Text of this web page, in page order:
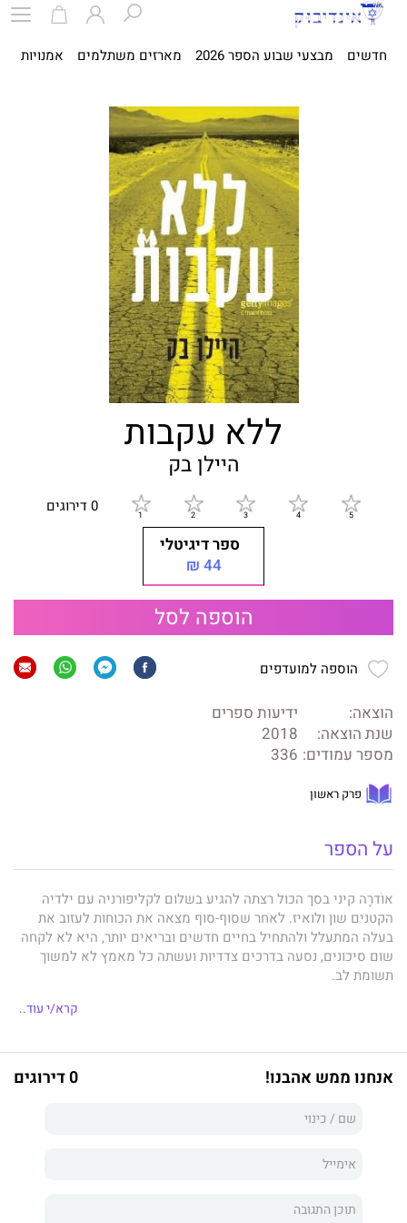
חדשים מבצעי שבוע הספר 2026 מארזים משתלמים אמנויות
ללא עקבות
היילן בק
0 דירוגים
ספר דיגיטלי
44 ₪
הוספה לסל
הוספה למועדפים
הוצאה:
ידיעות ספרים
שנת הוצאה:
2018
מספר עמודים: 336
פרק ראשון
על הספר
אוֹדרָה קיני בסך הכול רצתה להגיע בשלום לקליפורניה עם ילדיה
הקטנים שון ולואיז. לאחר שסוף-סוף מצאה את הכוחות לעזוב את
בעלה המתעלל ולהתחיל בחיים חדשים ובריאים יותר, היא לא לקחה
שום סיכונים, נסעה בדרכים צדדיות ועשתה כל מאמץ לא למשוך
תשומת לב.
דבר, כי אין סיבה שיקרה. אבל כשהשריף מוצא בתא המטען שלה
העצבנות שלה נהפכת לפניקה. נדמה לה שהסיוט הגדול ביותר שלה
הרוע שהיא עתידה להתמודד איתו הוא בלתי-נתפס. איש אינו מאמין
קרא/י עוד..
אנחנו ממש אהבנו! 0 דירוגים